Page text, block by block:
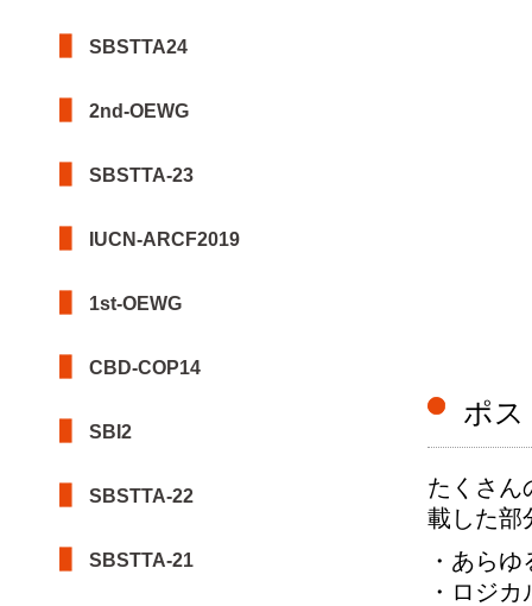
SBSTTA24
2nd-OEWG
SBSTTA-23
IUCN-ARCF2019
1st-OEWG
CBD-COP14
SBI2
SBSTTA-22
SBSTTA-21
ポス
たくさん
載した部
・あら
・ロジ